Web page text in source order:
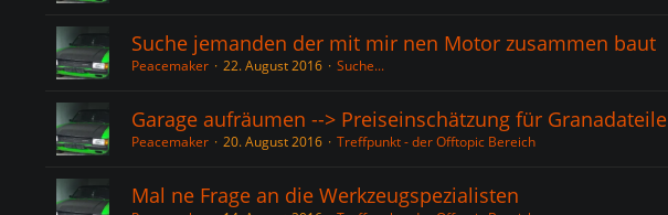
Suche jemanden der mit mir nen Motor zusammen baut
Peacemaker 22. August 2016 Suche...
Garage aufräumen --> Preiseinschätzung für Granadateile
Peacemaker 20. August 2016 Treffpunkt - der Offtopic Bereich
Mal ne Frage an die Werkzeugspezialisten